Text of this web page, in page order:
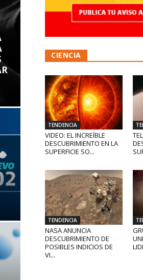
CIENCIA
TENDENCIA
VIDEO: EL INCREÍBLE
DESCUBRIMIENTO EN LA
SUPERFICIE SO...
TENDENCIA
NASA ANUNCIA
DESCUBRIMIENTO DE
POSIBLES INDICIOS DE
VI...